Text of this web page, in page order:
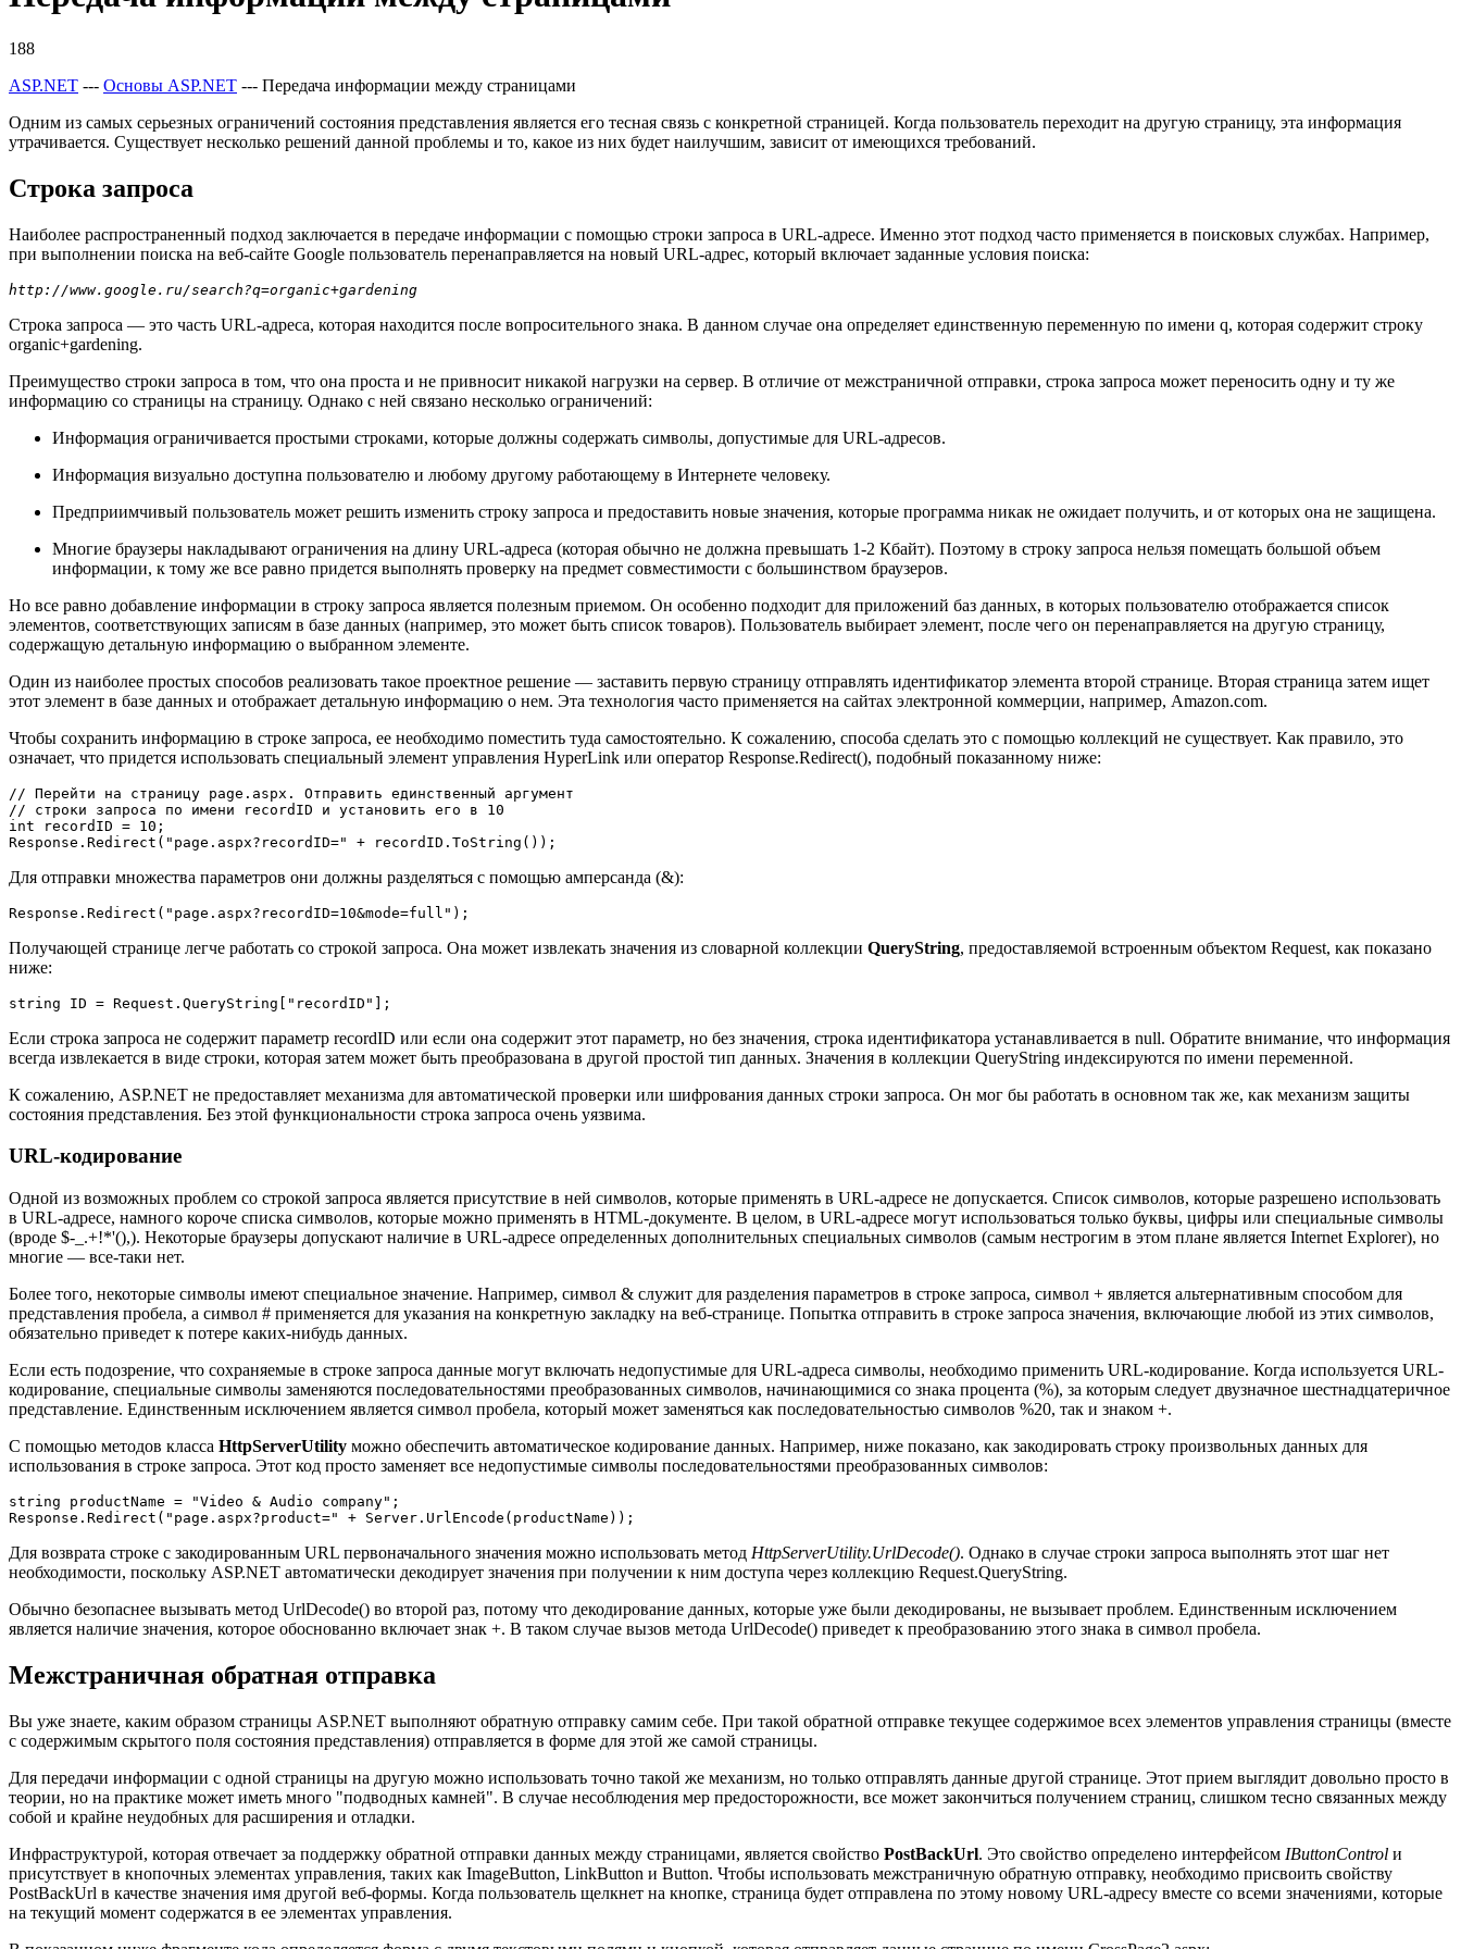
188
ASP.NET --- Основы ASP.NET --- Передача информации между страницами
Одним из самых серьезных ограничений состояния представления является его тесная связь с конкретной страницей. Когда пользователь переходит на другую страницу, эта информация
утрачивается. Существует несколько решений данной проблемы и то, какое из них будет наилучшим, зависит от имеющихся требований.
Строка запроса
Наиболее распространенный подход заключается в передаче информации с помощью строки запроса в URL-адресе. Именно этот подход часто применяется в поисковых службах. Например,
при выполнении поиска на веб-сайте Google пользователь перенаправляется на новый URL-адрес, который включает заданные условия поиска:
http://www.google.ru/search?q=organic+gardening
Строка запроса — это часть URL-адреса, которая находится после вопросительного знака. В данном случае она определяет единственную переменную по имени q, которая содержит строку
organic+gardening.
Преимущество строки запроса в том, что она проста и не привносит никакой нагрузки на сервер. В отличие от межстраничной отправки, строка запроса может переносить одну и ту же
информацию со страницы на страницу. Однако с ней связано несколько ограничений:
Информация ограничивается простыми строками, которые должны содержать символы, допустимые для URL-адресов.
Информация визуально доступна пользователю и любому другому работающему в Интернете человеку.
Предприимчивый пользователь может решить изменить строку запроса и предоставить новые значения, которые программа никак не ожидает получить, и от которых она не защищена.
Многие браузеры накладывают ограничения на длину URL-адреса (которая обычно не должна превышать 1-2 Кбайт). Поэтому в строку запроса нельзя помещать большой объем
информации, к тому же все равно придется выполнять проверку на предмет совместимости с большинством браузеров.
Но все равно добавление информации в строку запроса является полезным приемом. Он особенно подходит для приложений баз данных, в которых пользователю отображается список
элементов, соответствующих записям в базе данных (например, это может быть список товаров). Пользователь выбирает элемент, после чего он перенаправляется на другую страницу,
содержащую детальную информацию о выбранном элементе.
Один из наиболее простых способов реализовать такое проектное решение — заставить первую страницу отправлять идентификатор элемента второй странице. Вторая страница затем ищет
этот элемент в базе данных и отображает детальную информацию о нем. Эта технология часто применяется на сайтах электронной коммерции, например, Amazon.com.
Чтобы сохранить информацию в строке запроса, ее необходимо поместить туда самостоятельно. К сожалению, способа сделать это с помощью коллекций не существует. Как правило, это
означает, что придется использовать специальный элемент управления HyperLink или оператор Response.Redirect(), подобный показанному ниже:
// Перейти на страницу page.aspx. Отправить единственный аргумент
// строки запроса по имени recordID и установить его в 10
int recordID = 10;
Response.Redirect("page.aspx?recordID=" + recordID.ToString());
Для отправки множества параметров они должны разделяться с помощью амперсанда (&):
Response.Redirect("page.aspx?recordID=10&mode=full");
Получающей странице легче работать со строкой запроса. Она может извлекать значения из словарной коллекции QueryString, предоставляемой встроенным объектом Request, как показано
ниже:
string ID = Request.QueryString["recordID"];
Если строка запроса не содержит параметр recordID или если она содержит этот параметр, но без значения, строка идентификатора устанавливается в null. Обратите внимание, что информация
всегда извлекается в виде строки, которая затем может быть преобразована в другой простой тип данных. Значения в коллекции QueryString индексируются по имени переменной.
К сожалению, ASP.NET не предоставляет механизма для автоматической проверки или шифрования данных строки запроса. Он мог бы работать в основном так же, как механизм защиты
состояния представления. Без этой функциональности строка запроса очень уязвима.
URL-кодирование
Одной из возможных проблем со строкой запроса является присутствие в ней символов, которые применять в URL-адресе не допускается. Список символов, которые разрешено использовать
в URL-адресе, намного короче списка символов, которые можно применять в HTML-документе. В целом, в URL-адресе могут использоваться только буквы, цифры или специальные символы
(вроде $-_.+!*'(),). Некоторые браузеры допускают наличие в URL-адресе определенных дополнительных специальных символов (самым нестрогим в этом плане является Internet Explorer), но
многие — все-таки нет.
Более того, некоторые символы имеют специальное значение. Например, символ & служит для разделения параметров в строке запроса, символ + является альтернативным способом для
представления пробела, а символ # применяется для указания на конкретную закладку на веб-странице. Попытка отправить в строке запроса значения, включающие любой из этих символов,
обязательно приведет к потере каких-нибудь данных.
Если есть подозрение, что сохраняемые в строке запроса данные могут включать недопустимые для URL-адреса символы, необходимо применить URL-кодирование. Когда используется URL-
кодирование, специальные символы заменяются последовательностями преобразованных символов, начинающимися со знака процента (%), за которым следует двузначное шестнадцатеричное
представление. Единственным исключением является символ пробела, который может заменяться как последовательностью символов %20, так и знаком +.
С помощью методов класса HttpServerUtility можно обеспечить автоматическое кодирование данных. Например, ниже показано, как закодировать строку произвольных данных для
использования в строке запроса. Этот код просто заменяет все недопустимые символы последовательностями преобразованных символов:
string productName = "Video & Audio company";
Response.Redirect("page.aspx?product=" + Server.UrlEncode(productName));
Для возврата строке с закодированным URL первоначального значения можно использовать метод HttpServerUtility.UrlDecode(). Однако в случае строки запроса выполнять этот шаг нет
необходимости, поскольку ASP.NET автоматически декодирует значения при получении к ним доступа через коллекцию Request.QueryString.
Обычно безопаснее вызывать метод UrlDecode() во второй раз, потому что декодирование данных, которые уже были декодированы, не вызывает проблем. Единственным исключением
является наличие значения, которое обоснованно включает знак +. В таком случае вызов метода UrlDecode() приведет к преобразованию этого знака в символ пробела.
Межстраничная обратная отправка
Вы уже знаете, каким образом страницы ASP.NET выполняют обратную отправку самим себе. При такой обратной отправке текущее содержимое всех элементов управления страницы (вместе
с содержимым скрытого поля состояния представления) отправляется в форме для этой же самой страницы.
Для передачи информации с одной страницы на другую можно использовать точно такой же механизм, но только отправлять данные другой странице. Этот прием выглядит довольно просто в
теории, но на практике может иметь много "подводных камней". В случае несоблюдения мер предосторожности, все может закончиться получением страниц, слишком тесно связанных между
собой и крайне неудобных для расширения и отладки.
Инфраструктурой, которая отвечает за поддержку обратной отправки данных между страницами, является свойство PostBackUrl. Это свойство определено интерфейсом IButtonControl и
присутствует в кнопочных элементах управления, таких как ImageButton, LinkButton и Button. Чтобы использовать межстраничную обратную отправку, необходимо присвоить свойству
PostBackUrl в качестве значения имя другой веб-формы. Когда пользователь щелкнет на кнопке, страница будет отправлена по этому новому URL-адресу вместе со всеми значениями, которые
на текущий момент содержатся в ее элементах управления.